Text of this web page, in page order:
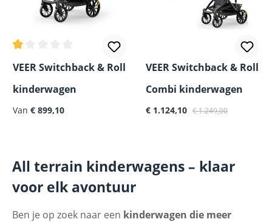
Gemiddelde waardering van 0.5 van 5 sterren
VEER Switchback & Roll
kinderwagen
Van € 899,10
VEER Switchback & Roll
Combi kinderwagen
Verkoopprijs:
€ 1.124,10 Normale prijs:
€ 1.249,00
All terrain kinderwagens – klaar
voor elk avontuur
Ben je op zoek naar een kinderwagen die meer